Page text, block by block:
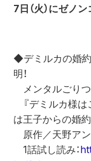
7日（火）にゼノ
◆デミルカの婚約
明！
メンタルごりつ
『デミルカ様は
は王子からの婚約
原作／天野アン
1話試し読み：